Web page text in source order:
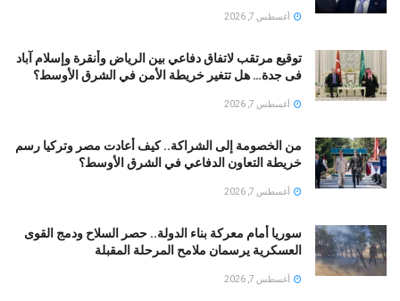
أغسطس 7, 2026
توقيع مرتقب لاتفاق دفاعي بين الرياض وأنقرة وإسلام آباد
فى جدة… هل تتغير خريطة الأمن في الشرق الأوسط؟
أغسطس 7, 2026
من الخصومة إلى الشراكة.. كيف أعادت مصر وتركيا رسم
خريطة التعاون الدفاعي في الشرق الأوسط؟
أغسطس 7, 2026
سوريا أمام معركة بناء الدولة.. حصر السلاح ودمج القوى
العسكرية يرسمان ملامح المرحلة المقبلة
أغسطس 7, 2026